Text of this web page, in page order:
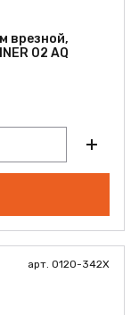
врезной,
02 AQ
арт. 0120-342Х